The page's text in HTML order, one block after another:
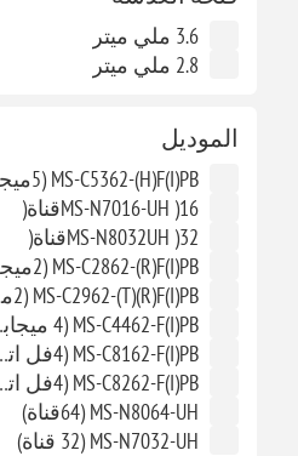
3.6 ملي ميتر
2.8 ملي ميتر
الموديل
MS-C5362-(H)F(I)PB (5ميجابيكسل)
MS-N7016-UH )16قناة(
MS-N8032UH )32قناة(
MS-C2862-(R)F(I)PB (2ميجابيكسل)
MS-C2962-(T)(R)F(I)PB (2ميجابيكسل)
MS-C4462-F(I)PB (4 ميجابيكسل)
MS-C8162-F(I)PB (4فل اتش دي)
MS-C8262-F(I)PB (4فل اتش دي)
MS-N8064-UH (64قناة)
MS-N7032-UH (32 قناة)